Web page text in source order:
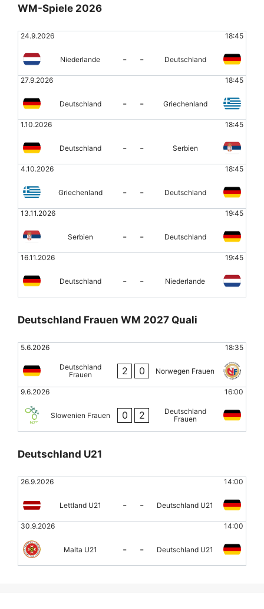
WM-Spiele 2026
24.9.2026 18:45
Niederlande - - Deutschland
27.9.2026 18:45
Deutschland - - Griechenland
1.10.2026 18:45
Deutschland - - Serbien
4.10.2026 18:45
Griechenland - - Deutschland
13.11.2026 19:45
Serbien - - Deutschland
16.11.2026 19:45
Deutschland - - Niederlande
Deutschland Frauen WM 2027 Quali
5.6.2026 18:35
Deutschland
Frauen
2 0 Norwegen Frauen
9.6.2026 16:00
Slowenien Frauen 0 2
Deutschland
Frauen
Deutschland U21
26.9.2026 14:00
Lettland U21 - - Deutschland U21
30.9.2026 14:00
Malta U21 - - Deutschland U21